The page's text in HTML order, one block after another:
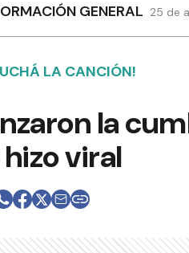
GENERAL 25 de
LA CANCIÓN!
la
viral